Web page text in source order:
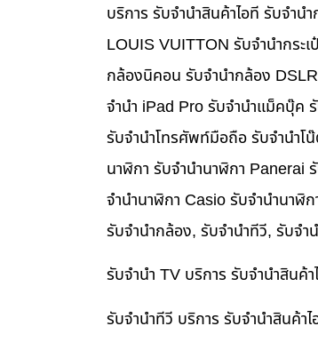
บริการ รับจำนำสินค้าไอที รับจำนำ
LOUIS VUITTON รับจำนำกระ
กล้องนิคอน รับจำนำกล้อง
จำนำ iPad Pro รับจำนำแม็คบุ๊ค
รับจำนำโทรศัพท์มือถือ รับจำนำโ
นาฬิกา รับจำนำนาฬิกา Panerai
จำนำนาฬิกา Casio รับจำนำนาฬิ
รับจำนำกล้อง, รับจำนำทีวี, รับจำ
รับจำนำ TV บริการ รับจำนำสินค้
รับจำนำทีวี บริการ รับจำนำสินค้า